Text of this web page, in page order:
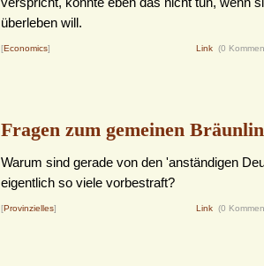
überleben will.
[Economics] Link (0
Fragen zum gemeinen
Warum sind gerade von den 'anständigen
eigentlich so viele vorbestraft?
[Provinzielles] Link (0